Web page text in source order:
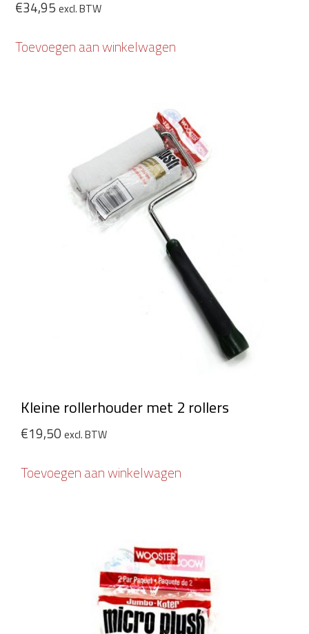
€34,95 excl. BTW
Toevoegen aan winkelwagen
Kleine rollerhouder met 2 rollers
€19,50 excl. BTW
Toevoegen aan winkelwagen